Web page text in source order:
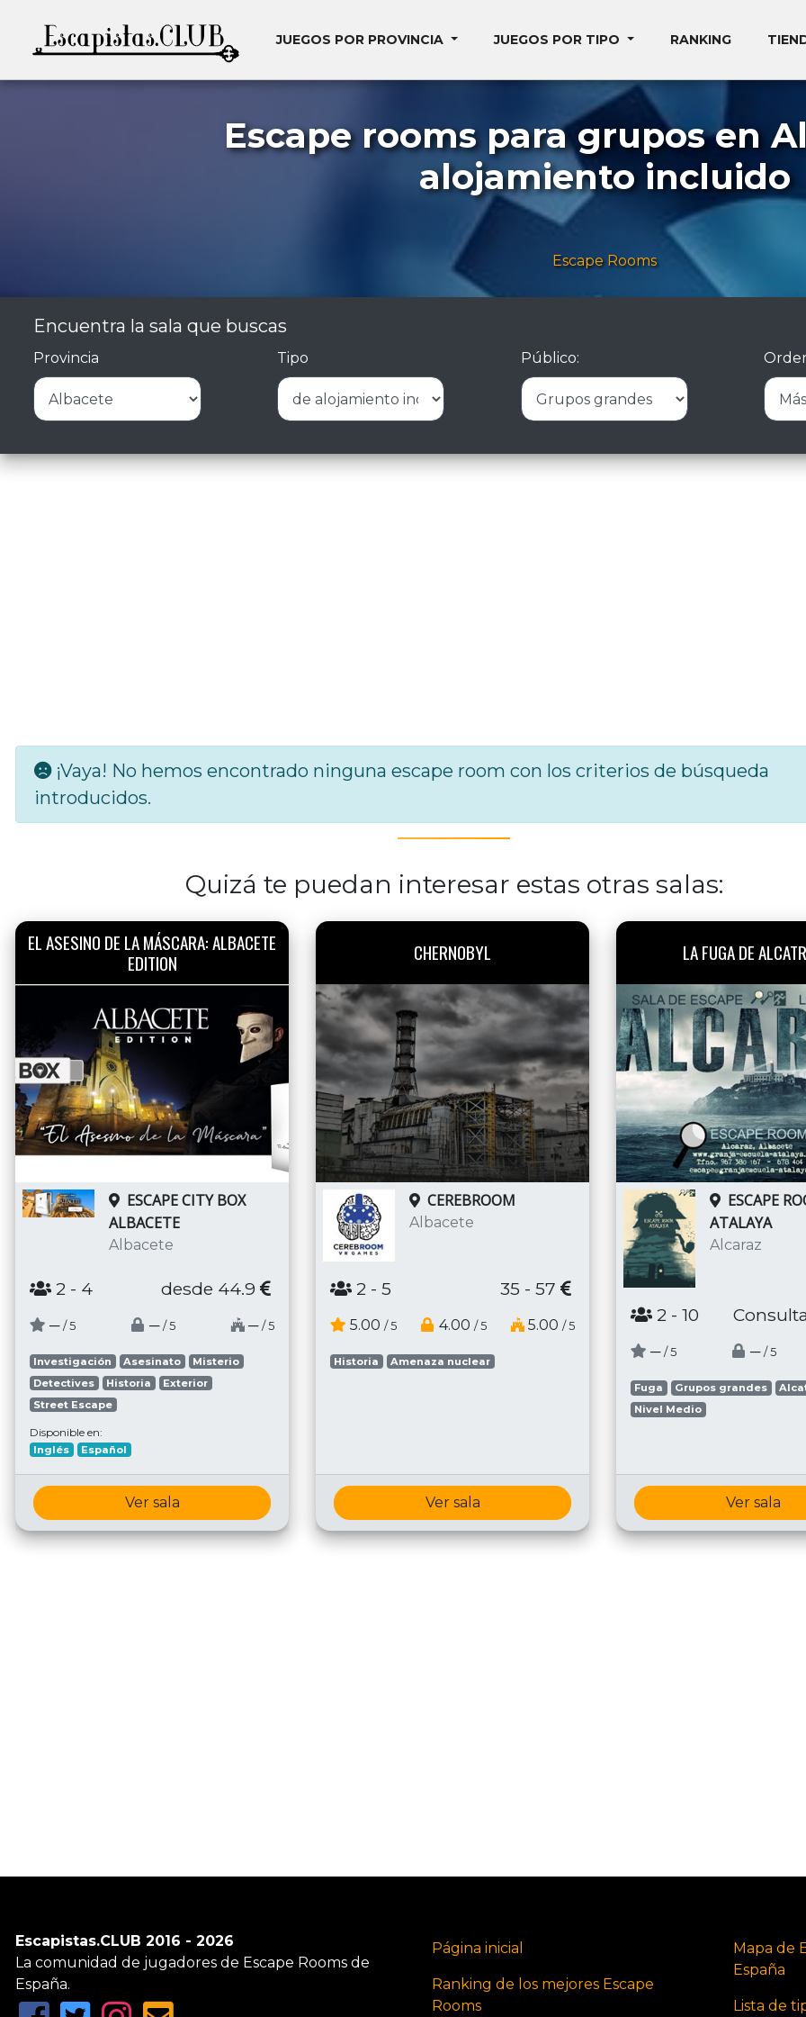
JUEGOS POR PROVINCIA JUEGOS POR TIPO RANKING
Escape rooms para grupos en
alojamiento incluido
Escape Rooms
Encuentra la sala que buscas
Provincia Tipo Público:
¡Vaya! No hemos encontrado ninguna escape room con los criterios de búsqueda
introducidos.
Quizá te puedan interesar estas otras salas:
EL ASESINO DE LA MÁSCARA: ALBACETE
EDITION
ESCAPE CITY BOX
ALBACETE
Albacete
2 - 4 desde 44.9
─ / 5 ─ / 5 ─ / 5
Investigación Asesinato
Misterio
Detectives
Historia
Exterior
Street Escape
Disponible en:
Inglés Español
Ver sala
CHERNOBYL
CEREBROOM
Albacete
2 - 5 35 - 57
5.00 / 5 4.00 / 5 5.00 / 5
Historia Amenaza nuclear
Ver sala
LA FUGA DE
ESCAPE
ATALAYA
Alcaraz
2 - 10
─ / 5 ─ / 5
Fuga Grupos grandes
Nivel Medio
Ver sala
Escapistas.CLUB 2016 - 2026
La comunidad de jugadores de Escape Rooms de
España.
Página inicial
Ranking de los mejores Escape
Rooms
Mapa de
España
Lista de